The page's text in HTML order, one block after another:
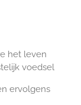
het leven
voedsel
ervolgens